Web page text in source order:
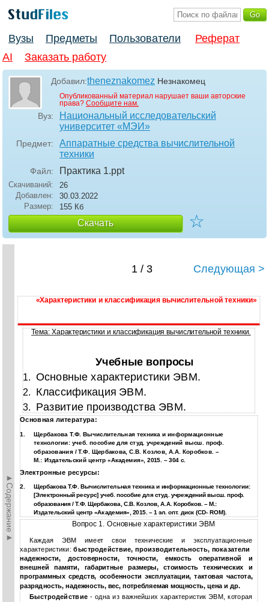
Вузы Предметы Пользователи
Реферат
AI
Заказать работу
Добавил:theneznakomez Незнакомец
Опубликованный материал нарушает ваши авторские
права? Сообщите нам.
Вуз:
Национальный исследовательский
университет «МЭИ»
Предмет:
Аппаратные средства вычислительной
техники
Файл: Практика 1.ppt
Скачиваний:
26
Добавлен:
30.03.2022
Размер:
155 Кб
Скачать ☆
►Содержание►
1 / 3 Следующая >
«Характеристики и классификация вычислительной техники»
Тема: Характеристики и классификация вычислительной техники.
Учебные вопросы
1. Основные характеристики ЭВМ.
2. Классификация ЭВМ.
3. Развитие производства ЭВМ.
Основная литература:
1. Щербакова Т.Ф. Вычислительная техника и информационные
технологии: учеб. пособие для студ. учреждений высш. проф.
образования / Т.Ф. Щербакова, С.В. Козлов, А.А. Коробков. –
М.: Издательский центр «Академия», 2015. – 304 с.
Электронные ресурсы:
2. Щербакова Т.Ф. Вычислительная техника и информационные технологии:
[Электронный ресурс] учеб. пособие для студ. учреждений высш. проф.
образования / Т.Ф. Щербакова, С.В. Козлов, А.А. Коробков. – М.:
Издательский центр «Академия», 2015. – 1 эл. опт. диск (CD- ROM).
Вопрос 1. Основные характеристики ЭВМ
Каждая ЭВМ имеет свои технические и эксплуатационные
характеристики:быстродействие, производительность, показатели
надежности, достоверности, точности, емкость оперативной и
внешней памяти, габаритные размеры, стоимость технических и
программных средств, особенности эксплуатации, тактовая частота,
разрядность, надежность, вес, потребляемая мощность, цена и др.
Быстродействие- одна из важнейших характеристик ЭВМ, которая